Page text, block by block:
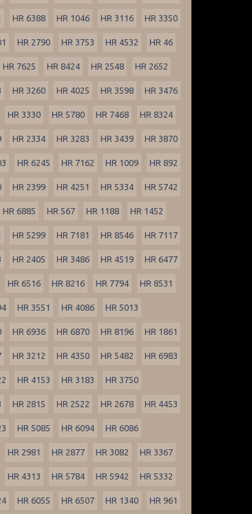
HR 6388 HR 1046 HR 3116 HR 3350
HR 2790 HR 3753 HR 4532 HR 46
HR 7625 HR 8424 HR 2548 HR 2652
HR 3260 HR 4025 HR 3598 HR 3476
HR 3330 HR 5780 HR 7468 HR 8324
HR 2334 HR 3283 HR 3439 HR 3870
HR 6245 HR 7162 HR 1009 HR 892
HR 2399 HR 4251 HR 5334 HR 5742
HR 6885 HR 567 HR 1188 HR 1452
HR 5299 HR 7181 HR 8546 HR 7117
HR 2405 HR 3486 HR 4519 HR 6477
HR 6516 HR 8216 HR 7794 HR 8531
HR 3551 HR 4086 HR 5013
HR 6936 HR 6870 HR 8196 HR 1861
HR 3212 HR 4350 HR 5482 HR 6983
HR 4153 HR 3183 HR 3750
HR 2815 HR 2522 HR 2678 HR 4453
HR 5085 HR 6094 HR 6086
HR 2981 HR 2877 HR 3082 HR 3367
HR 4313 HR 5784 HR 5942 HR 5332
HR 6055 HR 6507 HR 1340 HR 961